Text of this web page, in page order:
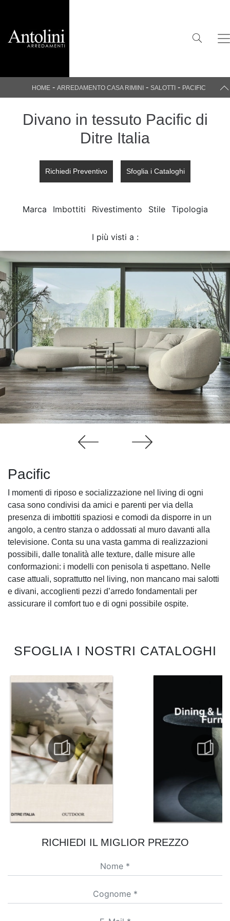
HOME - ARREDAMENTO CASA RIMINI - SALOTTI - PACIFIC
Divano in tessuto Pacific di
Ditre Italia
Richiedi Preventivo Sfoglia i Cataloghi
Marca Imbottiti Rivestimento Stile Tipologia
I più visti a :
Pacific
I momenti di riposo e socializzazione nel living di ogni
casa sono condivisi da amici e parenti per via della
presenza di imbottiti spaziosi e comodi da disporre in un
angolo, a centro stanza o addossati al muro davanti alla
televisione. Conta su una vasta gamma di realizzazioni
possibili, dalle tonalità alle texture, dalle misure alle
conformazioni: i modelli con penisola ti aspettano. Nelle
case attuali, soprattutto nel living, non mancano mai salotti
e divani, accoglienti pezzi d’arredo fondamentali per
assicurare il comfort tuo e di ogni possibile ospite.
SFOGLIA I NOSTRI CATALOGHI
RICHIEDI IL MIGLIOR PREZZO